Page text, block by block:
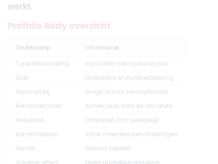
werkt.
Profhilo Body overzicht
Onderwerp
Informatie
Type behandeling
Injectable met hyaluronzuur
Doel
Hydratatie en huidverbetering
Geschikt bij
Droge of licht verslapte huid
Behandelzones
Armen, buik, hals en decolleté
Resultaat
Ontwikkelt zich geleidelijk
Behandelplan
Vaak meerdere behandelingen
Herstel
Meestal beperkt
Volume-effect
Geen duidelijke opvulling